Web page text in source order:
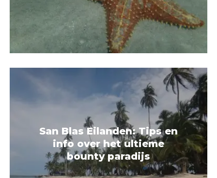
San Blas Eilanden: Tips en
info over het ultieme
bounty paradijs